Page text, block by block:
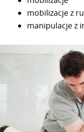
mobilizacje z
manipulacje z